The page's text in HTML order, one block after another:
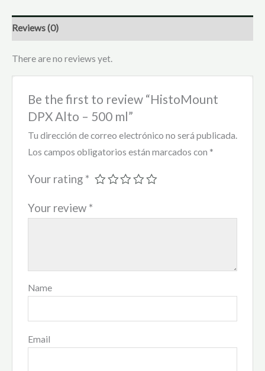
Reviews (0)
There are no reviews yet.
Be the first to review “HistoMount
DPX Alto – 500 ml”
Tu dirección de correo electrónico no será publicada.
Los campos obligatorios están marcados con *
Your rating *
Your review *
Name
Email